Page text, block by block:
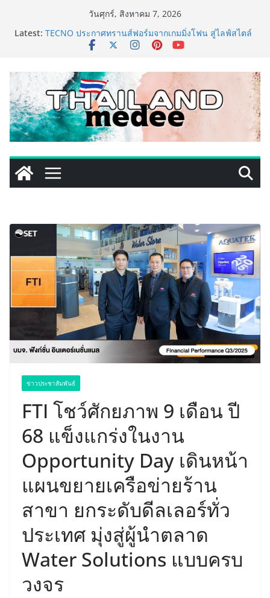
วันศุกร์, สิงหาคม 7, 2026
Latest: TECNO ประกาศทรานส์ฟอร์มจากเกมมิ่งโฟน สู่ไลฟ์สไตล์
แฟชั่นไอเท็ม เสิร์ฟใหญ่ปักหมุดแลนมาร์คใหม่กลางสถานี
PIPPER STANDARD® เปิดตัวแชมพูอาบน้ำ และ โฟมอาบ
แห้งสัตว์เลี้ยง ชูนวัตกรรมพลังธรรมชาติ “Zero-Residue”
เลียขนได้ ปลอดภัย ไร้สารตกค้าง
เริ่มแล้ว! อ.ต.ก.แฟร์ 4 ภาค @ภาคกลาง “มนต์เสน่ห์เกษตร
ไทย สู่ใจกลางมหานคร” ชวนชิม ช้อป สินค้าเกษตร
คุณภาพจากทั่วไทย วันนี้ – 8 สิงหาคมนี้ ณ ลานคนเมือง
ททท. ประกาศความสำเร็จ Village to the World Season
5 ผนึก 9 พันธมิตร ขับเคลื่อน ESG Tourism สืบสานพระ
ราชปณิธาน สร้างคุณค่าการท่องเที่ยวไทยอย่างยั่งยืน
เหิงลี่ แมนูแฟคเจอริ่ง เทคโนโลยี (ไทยแลนด์) เปิดโรงงาน
แห่งใหม่ในชลบุรี เดินหน้าขยายฐานการผลิตสู่เอเชียตะวัน
ข่าวประชาสัมพันธ์
FTI โชว์ศักยภาพ 9 เดือน ปี
68 แข็งแกร่งในงาน
Opportunity Day เดินหน้า
แผนขยายเครือข่ายร้าน
สาขา ยกระดับดีลเลอร์ทั่ว
ประเทศ มุ่งสู่ผู้นำตลาด
Water Solutions แบบครบ
วงจร